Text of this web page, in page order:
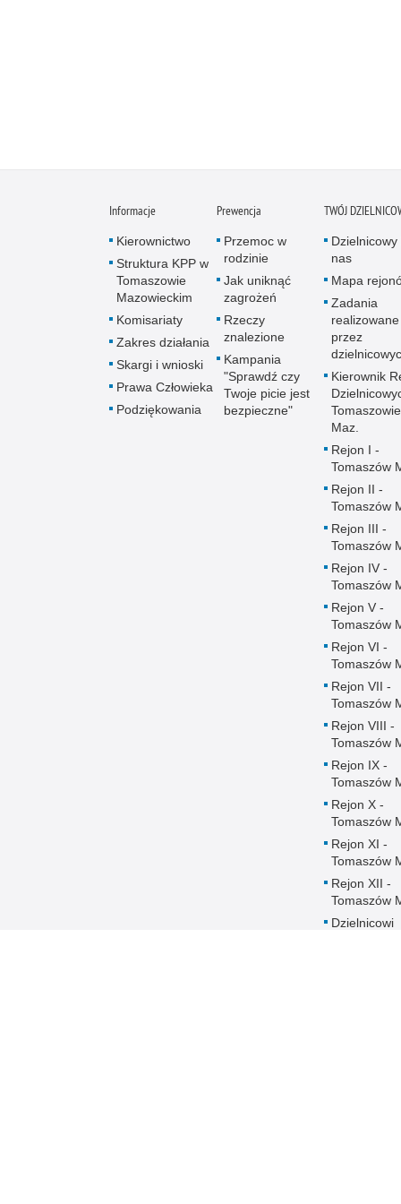
Informacje
Kierownictwo
Struktura KPP w
Tomaszowie
Mazowieckim
Komisariaty
Zakres działania
Skargi i wnioski
Prawa Człowieka
Podziękowania
Prewencja
Przemoc w
rodzinie
Jak uniknąć
zagrożeń
Rzeczy
znalezione
Kampania
"Sprawdź czy
Twoje picie jest
bezpieczne"
TWÓJ
Dzielnicowy
nas
Mapa
Zadania
realizowane
przez
Kierownik
Tomaszowie
Maz.
Rejon I -
Tomaszów
Rejon II -
Tomaszów
Rejon III -
Tomaszów
Rejon IV -
Tomaszów
Rejon V -
Tomaszów
Rejon VI -
Tomaszów
Rejon VII -
Tomaszów
Rejon VIII -
Tomaszów
Rejon IX -
Tomaszów
Rejon X -
Tomaszów
Rejon XI -
Tomaszów
Rejon XII -
Tomaszów
Dzielnicowi